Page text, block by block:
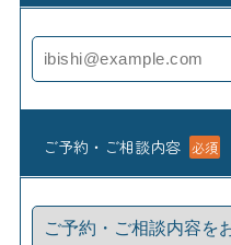
ご予約・ご相談内容 必須